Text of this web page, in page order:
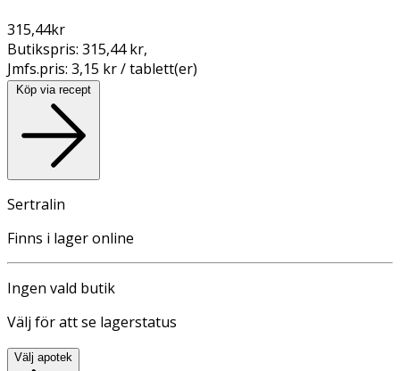
315,44kr
Butikspris: 315,44 kr,
Jmfs.pris: 3,15 kr / tablett(er)
Köp via recept
Sertralin
Finns i lager online
Ingen vald butik
Välj för att se lagerstatus
Välj apotek